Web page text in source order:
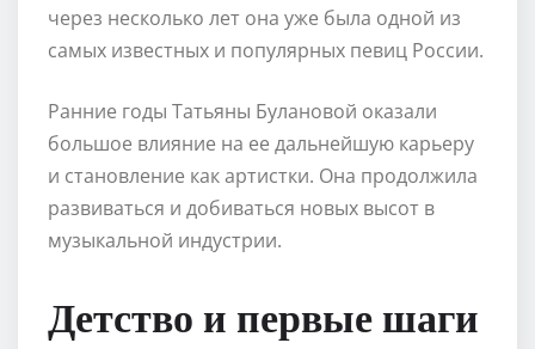
через несколько лет она уже была одной из
самых известных и популярных певиц России.
Ранние годы Татьяны Булановой оказали
большое влияние на ее дальнейшую карьеру
и становление как артистки. Она продолжила
развиваться и добиваться новых высот в
музыкальной индустрии.
Детство и первые шаги